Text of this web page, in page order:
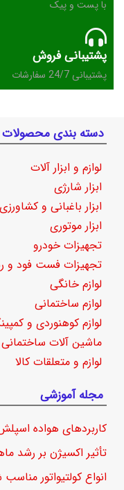
با پست و پیک
پشتیبانی فروش
پشتیبانی 24/7 سفارشات
دسته بندی محصولات
لوازم و ابزار آلات
ابزار شارژی
ابزار باغبانی و کشاورزی
ابزار موتوری
تجهیزات خودرو
تجهیزات فست فود و
لوازم خانگی
لوازم ساختمانی
لوازم کوهنوردی و
ماشین آلات ساختمانی
لوازم و متعلقات کالا
مجله آموزشی
کاربردهای هواده
تأثیر اکسیژن بر رشد
انواع کولتیواتور